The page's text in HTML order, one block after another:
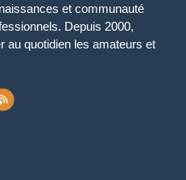
et communauté
Depuis 2000,
au quotidien les amateurs et